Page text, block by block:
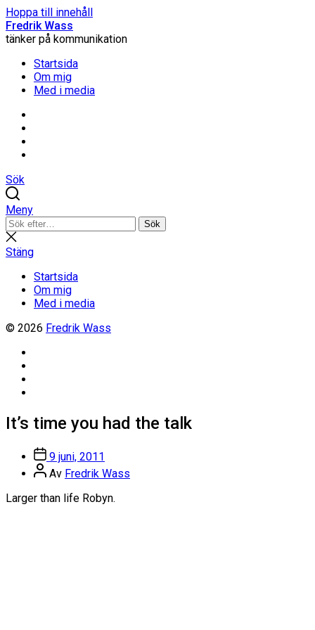
Hoppa till innehåll
Fredrik Wass
tänker på kommunikation
Startsida
Om mig
Med i media
Sök
Meny
Sök
efter:
Sök
Stäng
sökning
Stäng
Startsida
Om mig
Med i media
© 2026 Fredrik Wass
It’s time you had the talk
Inläggsdatum
9 juni, 2011
Inläggsförfattare
Av Fredrik Wass
Larger than life Robyn.